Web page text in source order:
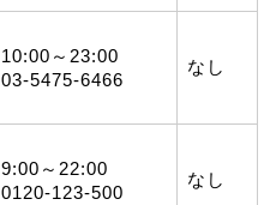
10:00～23:00
03-5475-6466
なし
9:00～22:00
0120-123-500
なし